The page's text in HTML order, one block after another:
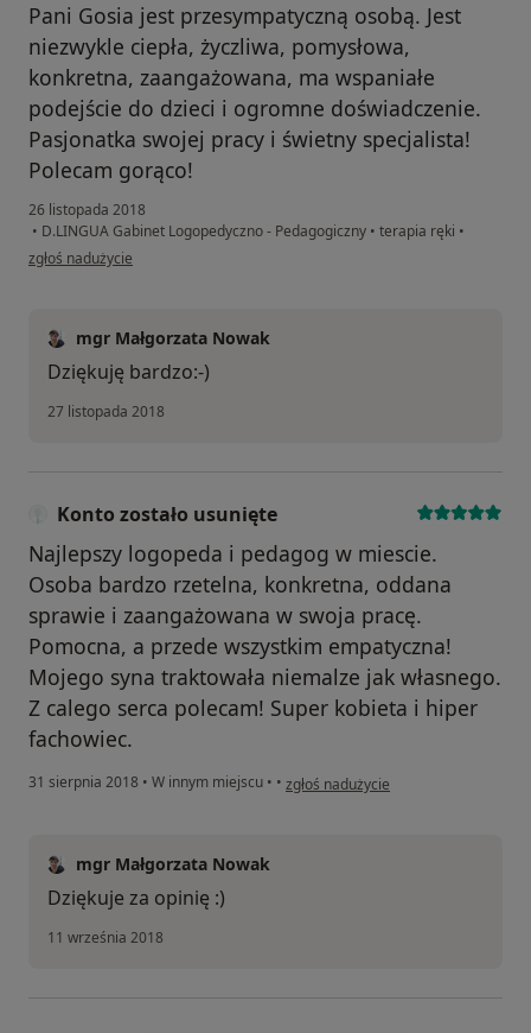
Pani Gosia jest przesympatyczną osobą. Jest
niezwykle ciepła, życzliwa, pomysłowa,
konkretna, zaangażowana, ma wspaniałe
podejście do dzieci i ogromne doświadczenie.
Pasjonatka swojej pracy i świetny specjalista!
Polecam gorąco!
26 listopada 2018
• D.LINGUA Gabinet Logopedyczno - Pedagogiczny • terapia ręki •
w opinii użytkownika Konto zostało usunięte
zgłoś nadużycie
mgr Małgorzata Nowak
Dziękuję bardzo:-)
27 listopada 2018
Konto zostało usunięte
Najlepszy logopeda i pedagog w miescie.
Osoba bardzo rzetelna, konkretna, oddana
sprawie i zaangażowana w swoja pracę.
Pomocna, a przede wszystkim empatyczna!
Mojego syna traktowała niemalze jak własnego.
Z calego serca polecam! Super kobieta i hiper
fachowiec.
31 sierpnia 2018 • W innym miejscu • • w opinii użytkownika Konto zostało
zgłoś nadużycie
mgr Małgorzata Nowak
Dziękuje za opinię :)
11 września 2018